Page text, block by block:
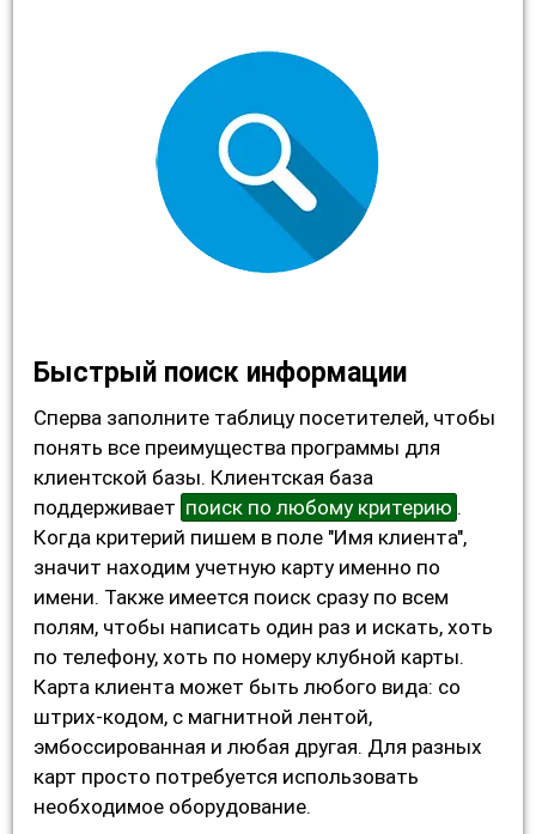
Быстрый поиск информации
Сперва заполните таблицу посетителей, чтобы
понять все преимущества программы для
клиентской базы. Клиентская база
поддерживает поиск по любому критерию .
Когда критерий пишем в поле "Имя клиента",
значит находим учетную карту именно по
имени. Также имеется поиск сразу по всем
полям, чтобы написать один раз и искать, хоть
по телефону, хоть по номеру клубной карты.
Карта клиента может быть любого вида: со
штрих-кодом, с магнитной лентой,
эмбоссированная и любая другая. Для разных
карт просто потребуется использовать
необходимое оборудование.